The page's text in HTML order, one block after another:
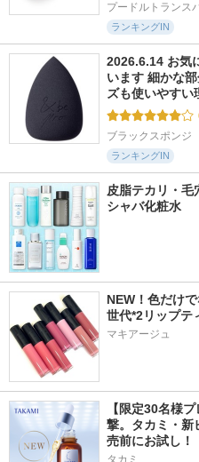
プードルトランス
ランキングIN
2026.6.14 お気
います 細かな
ズも使いやす
ブラックスポンジ
ランキングIN
皮脂テカリ・毛
シャバ化粧水
NEW！色だけ
世代*2リップテ
マキアージュ
【限定30名様
撃。タカミ・新
売前にお試し！
タカミ